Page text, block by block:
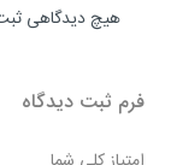
هیچ دیدگاهی
فرم ثبت دیدگاه